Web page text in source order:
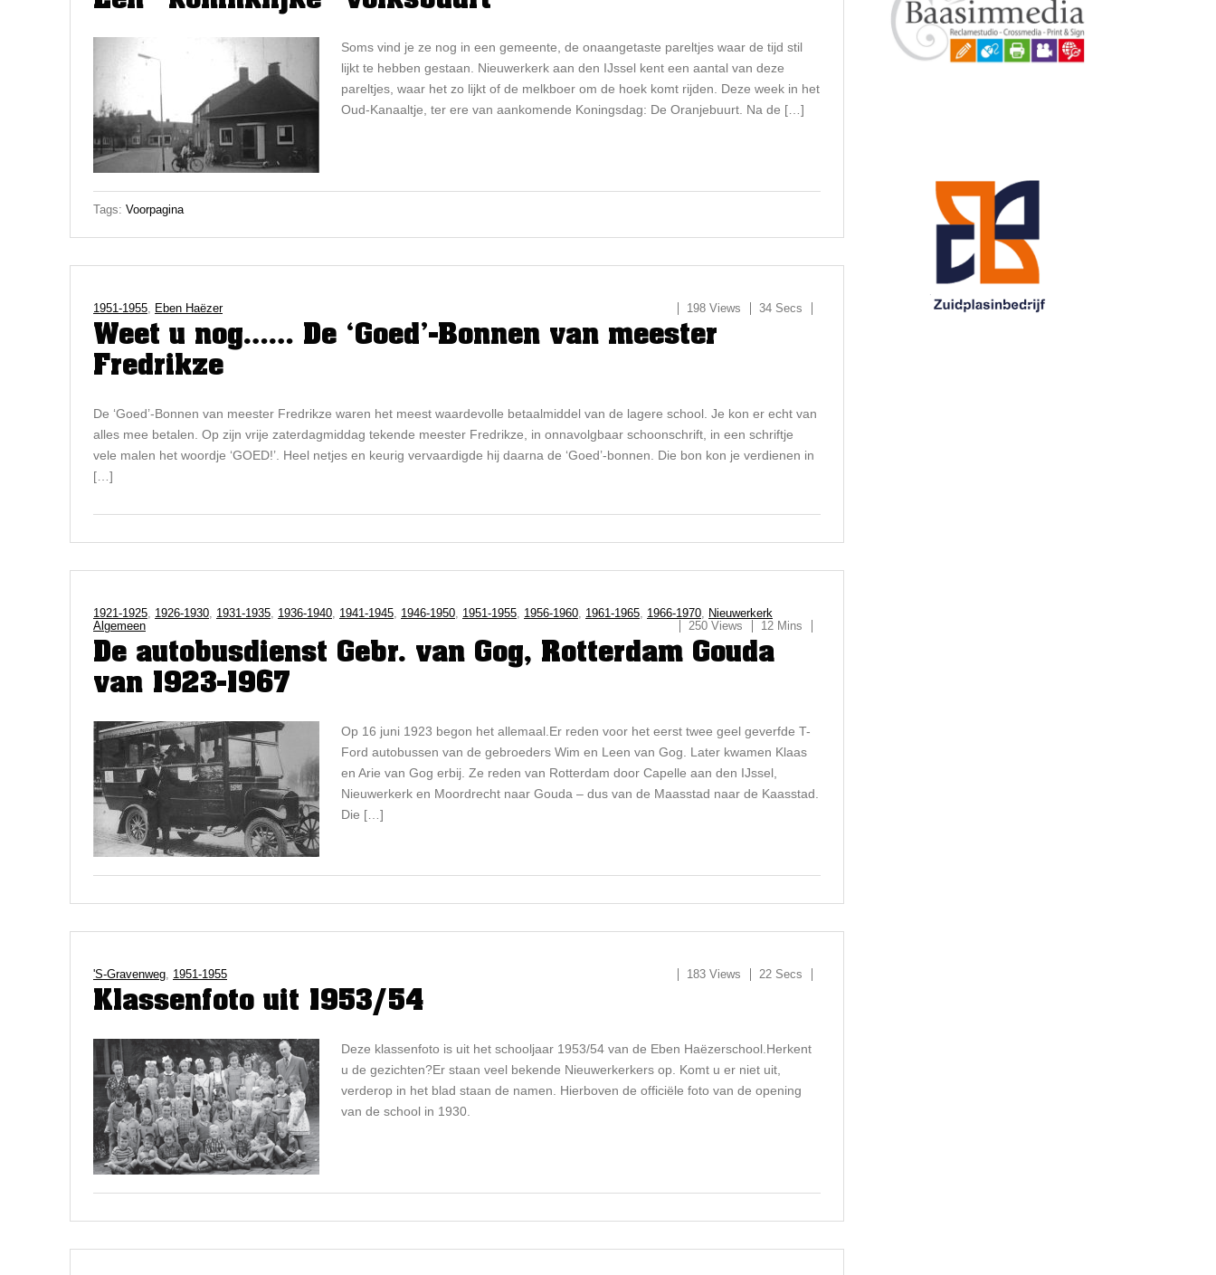
Soms vind je ze nog in een gemeente, de onaangetaste pareltjes waar de tijd stil
lijkt te hebben gestaan. Nieuwerkerk aan den IJssel kent een aantal van deze
pareltjes, waar het zo lijkt of de melkboer om de hoek komt rijden. Deze week in het
Oud-Kanaaltje, ter ere van aankomende Koningsdag: De Oranjebuurt. Na de […]
Tags: Voorpagina
1951-1955, Eben Haëzer 198 Views 34 Secs
Weet u nog…… De ‘Goed’-Bonnen van meester
Fredrikze
De ‘Goed’-Bonnen van meester Fredrikze waren het meest waardevolle betaalmiddel van de lagere school. Je kon er echt van
alles mee betalen. Op zijn vrije zaterdagmiddag tekende meester Fredrikze, in onnavolgbaar schoonschrift, in een schriftje
vele malen het woordje ‘GOED!’. Heel netjes en keurig vervaardigde hij daarna de ‘Goed’-bonnen. Die bon kon je verdienen in
[…]
1921-1925, 1926-1930, 1931-1935, 1936-1940, 1941-1945, 1946-1950, 1951-1955, 1956-1960, 1961-1965, 1966-1970, Nieuwerkerk
Algemeen
250 Views 12 Mins
De autobusdienst Gebr. van Gog, Rotterdam Gouda
van 1923-1967
Op 16 juni 1923 begon het allemaal.Er reden voor het eerst twee geel geverfde T-
Ford autobussen van de gebroeders Wim en Leen van Gog. Later kwamen Klaas
en Arie van Gog erbij. Ze reden van Rotterdam door Capelle aan den IJssel,
Nieuwerkerk en Moordrecht naar Gouda – dus van de Maasstad naar de Kaasstad.
Die […]
's-Gravenweg, 1951-1955 183 Views 22 Secs
Klassenfoto uit 1953/54
Deze klassenfoto is uit het schooljaar 1953/54 van de Eben Haëzerschool.Herkent
u de gezichten?Er staan veel bekende Nieuwerkerkers op. Komt u er niet uit,
verderop in het blad staan de namen. Hierboven de officiële foto van de opening
van de school in 1930.